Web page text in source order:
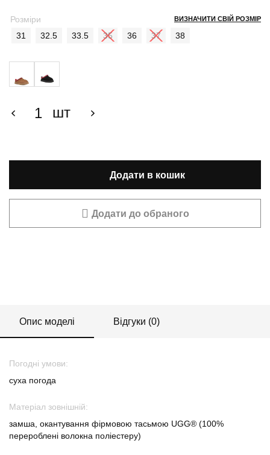
ВИЗНАЧИТИ СВІЙ РОЗМІР
Розміри
31
32.5 33.5 35 36 37 38
шт
Додати в кошик
Додати до обраного
Опис моделі Відгуки (0)
Погодні умови:
суха погода
Матеріал зовнішній:
замша, окантування фірмовою тасьмою UGG® (100%
перероблені волокна поліестеру)